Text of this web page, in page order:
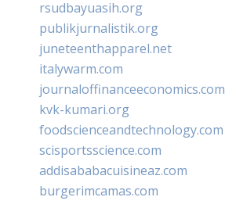
rsudbayuasih.org
publikjurnalistik.org
juneteenthapparel.net
italywarm.com
journaloffinanceeconomics.com
kvk-kumari.org
foodscienceandtechnology.com
scisportsscience.com
addisababacuisineaz.com
burgerimcamas.com